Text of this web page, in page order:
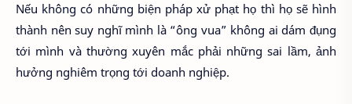
Nếu không có những biện pháp xử phạt họ thì họ sẽ hình
thành nên suy nghĩ mình là “ông vua” không ai dám đụng
tới mình và thường xuyên mắc phải những sai lầm, ảnh
hưởng nghiêm trọng tới doanh nghiệp.